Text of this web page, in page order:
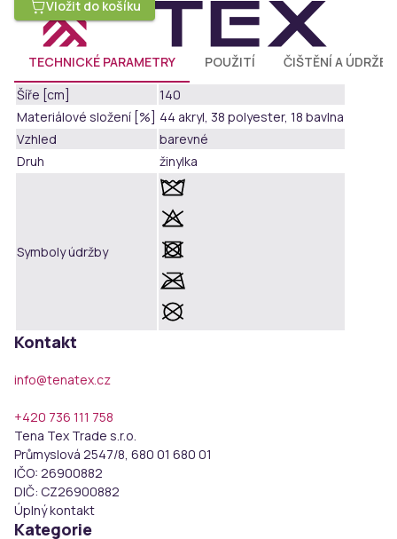
Vložit do košíku
TECHNICKÉ PARAMETRY POUŽITÍ
ČIŠTĚNÍ A ÚDRŽBA
Šíře [cm]
140
Materiálové složení [%]
44 akryl, 38 polyester, 18 bavlna
Vzhled
barevné
Druh
žinylka
Symboly údržby
Kontakt
info@tenatex.cz
+420 736 111 758
Tena Tex Trade s.r.o.
Průmyslová 2547/8, 680 01 680 01
IČO: 26900882
DIČ: CZ26900882
Úplný kontakt
Kategorie